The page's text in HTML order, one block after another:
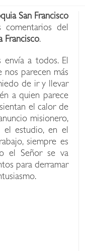
San Francisco
comentarios del
Francisco.
envía a todos. El
nos parecen más
de ir y llevar
a quien parece
el calor de
misionero,
el estudio, en el
siempre es
el Señor se va
para derramar